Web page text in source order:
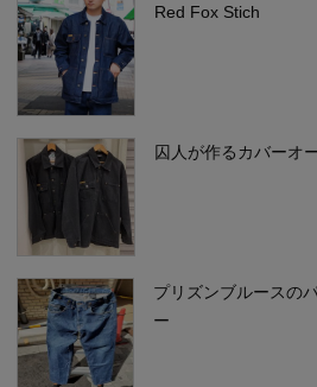
Red Fox Stich
囚人が作るカバーオ
プリズンブルースの
ー